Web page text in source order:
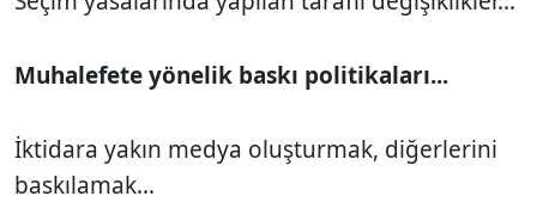
Muhalefete yönelik baskı politikaları...
İktidara yakın medya oluşturmak, diğerlerini
baskılamak...